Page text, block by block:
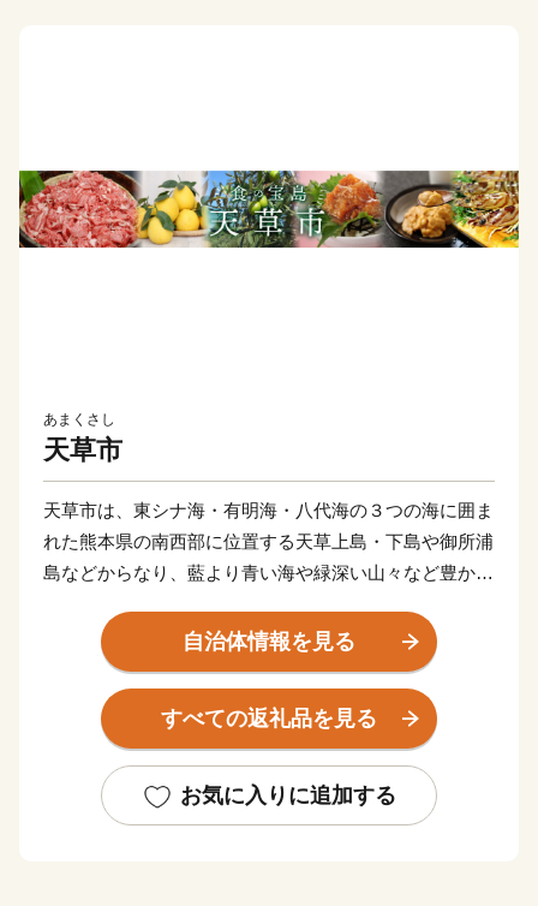
あまくさし
天草市
天草市は、東シナ海・有明海・八代海の３つの海に囲ま
れた熊本県の南西部に位置する天草上島・下島や御所浦
島などからなり、藍より青い海や緑深い山々など豊かな
長島があるなど、長崎・熊本・鹿児島を結ぶ九州西岸地
域の拠点となる位置にあり、産業の振興や地域間交流な
どあらゆる分野において、さらなる発展が期待される地
域です。
自治体情報を見る
すべての返礼品を見る
お気に入りに追加する